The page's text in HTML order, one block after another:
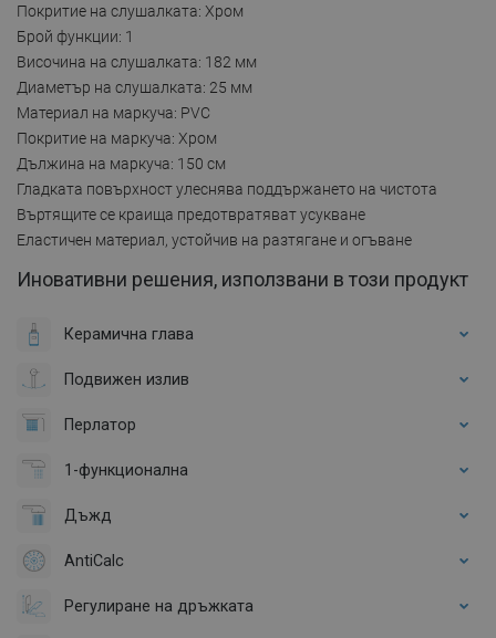
Покритие на слушалката: Хром
Брой функции: 1
Височина на слушалката: 182 мм
Диаметър на слушалката: 25 мм
Материал на маркуча: PVC
Покритие на маркуча: Хром
Дължина на маркуча: 150 см
Гладката повърхност улеснява поддържането на чистота
Въртящите се краища предотвратяват усукване
Еластичен материал, устойчив на разтягане и огъване
Иновативни решения, използвани в този продукт
Керамична глава
Подвижен излив
Перлатор
1-функционална
Дъжд
AntiCalc
Регулиране на дръжката